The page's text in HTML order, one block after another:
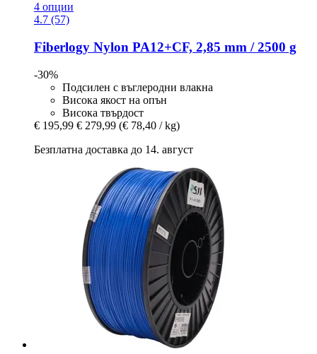
4 опции
4.7 (57)
Fiberlogy Nylon PA12+CF, 2,85 mm / 2500 g
-30%
Подсилен с въглеродни влакна
Висока якост на опън
Висока твърдост
€ 195,99 € 279,99 (€ 78,40 / kg)
Безплатна доставка до 14. август